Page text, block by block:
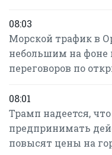
08:03
Морской трафик в
небольшим на
переговоров по
08:01
Трамп надеется,
предпринимать
повысят цены на